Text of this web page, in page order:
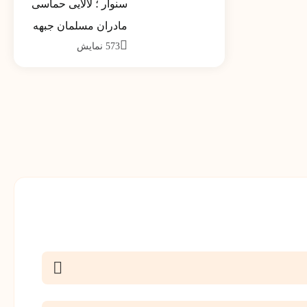
کشور تیر ماه 1390
سنوار ؛ لالایی حماسی
مادران مسلمان جبهه
مقاومت خواهد شد
573 نمایش